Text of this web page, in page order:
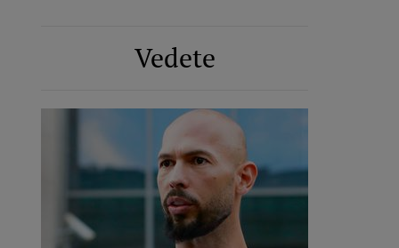
Vedete